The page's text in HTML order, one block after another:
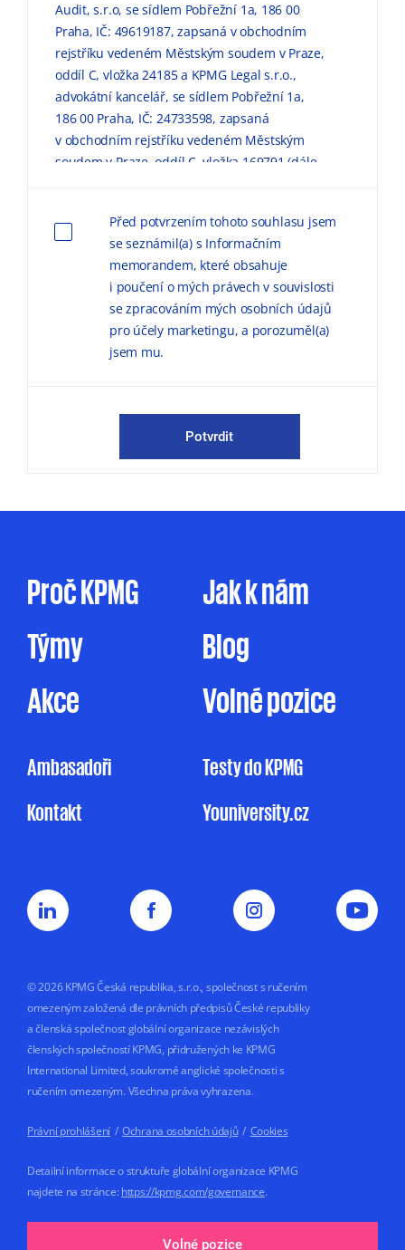
Audit, s.r.o, se sídlem Pobřežní 1a, 186 00
Praha, IČ: 49619187, zapsaná v obchodním
rejstříku vedeném Městským soudem v Praze,
oddíl C, vložka 24185 a KPMG Legal s.r.o.,
advokátní kancelář, se sídlem Pobřežní 1a,
186 00 Praha, IČ: 24733598, zapsaná
v obchodním rejstříku vedeném Městským
soudem v Praze, oddíl C, vložka 169791 (dále
způsobem, v rozsahu a za podmínek
uvedených níže a vInformačním memorandu
o zpracování osobních údajů (dále jen
Informační memorandum“).
Důvodem zpracováníosobních údajů pro
marketingové účely je možnost zasílat
komunikace (e-mail, telefon sociální sítě, atp.),
způsobem. Zpracování osobních údajů pro
marketingové účely je prováděno ve zde
mnou udělovaného souhlasu. Pakliže souhlas
neudělím, ale ani nevznesu námitku, může
KPMG omezeně zpracovávat mé osobní údaje
pro účely marketingu na základě jejího
a mohu jej kdykoliv odvolat. Můj nesouhlas
Souhlas uděluji na dobu
5 let nebo do doby,
Před potvrzením tohoto souhlasu jsem
se seznámil(a) s Informačním
memorandem, které obsahuje
i poučení o mých právech v souvislosti
se zpracováním mých osobních údajů
pro účely marketingu, a porozuměl(a)
jsem mu.
Potvrdit
Proč KPMG
Jak k nám
Týmy
Blog
Akce
Volné pozice
Ambasadoři
Kontakt
Testy do KPMG
Youniversity.cz
© 2026 KPMG Česká republika, s.r.o., společnost s ručením
omezeným založená dle právních předpisů České republiky
a členská společnost globální organizace nezávislých
členských společností KPMG, přidružených ke KPMG
International Limited, soukromé anglické společnosti s
ručením omezeným. Všechna práva vyhrazena.
Právní prohlášení / Ochrana osobních údajů / Cookies
Detailní informace o struktuře globální organizace KPMG
najdete na stránce: https://kpmg.com/governance.
Volné pozice